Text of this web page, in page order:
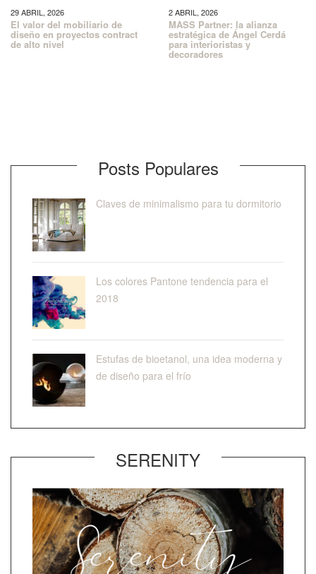
29 ABRIL, 2026
El valor del mobiliario de
diseño en proyectos contract
de alto nivel
2 ABRIL, 2026
MASS Partner: la alianza
estratégica de Ángel Cerdá
para interioristas y
decoradores
Posts Populares
Claves de minimalismo para tu dormitorio
Los colores Pantone tendencia para el
2018
Estufas de bioetanol, una idea moderna y
de diseño para el frío
SERENITY